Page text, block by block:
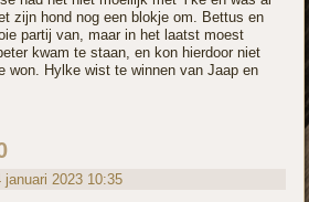
zijn hond nog een blokje om. Bettus en
partij van, maar in het laatst moest
kwam te staan, en kon hierdoor niet
won. Hylke wist te winnen van Jaap en
2023 10:35